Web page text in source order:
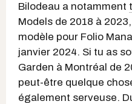
Bilodeau a notamment
Models de 2018 à
modèle pour Folio
janvier 2024. Si tu as
Garden à Montréal de
peut-être quelque
également serveuse.